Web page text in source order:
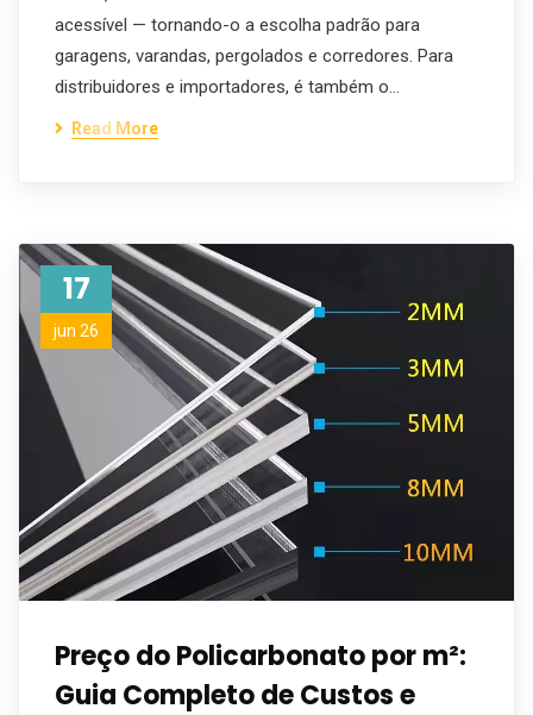
acessível — tornando-o a escolha padrão para
garagens, varandas, pergolados e corredores. Para
distribuidores e importadores, é também o…
Read More
17
jun 26
Preço do Policarbonato por m²:
Guia Completo de Custos e